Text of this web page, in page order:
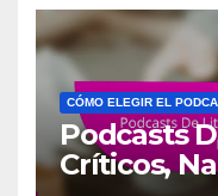
CÓMO ELEGIR EL
Podcasts
Críticos,